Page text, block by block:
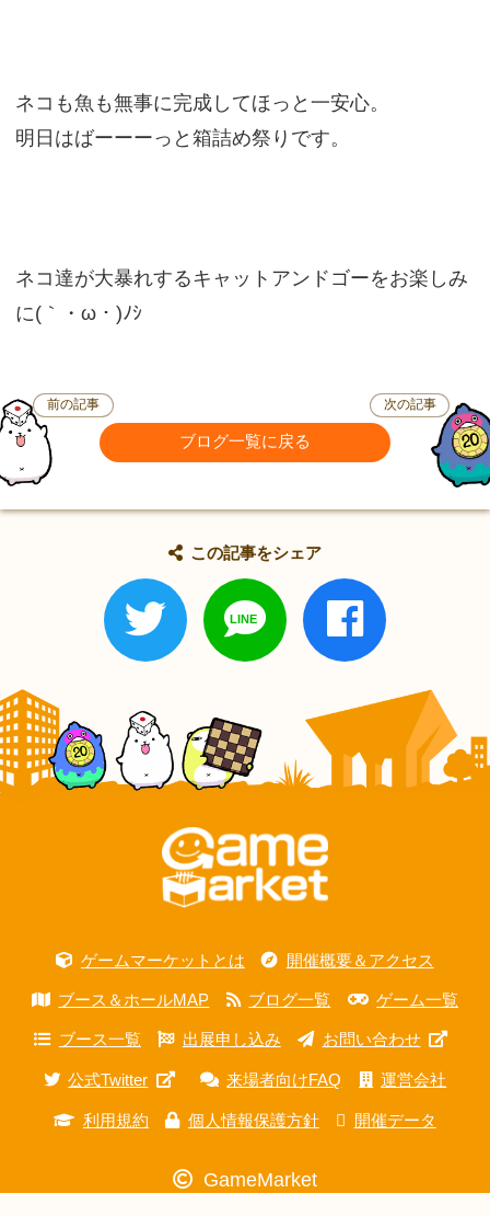
ネコも魚も無事に完成してほっと一安心。
明日はばーーーっと箱詰め祭りです。
ネコ達が大暴れするキャットアンドゴーをお楽しみ
に(｀・ω・)ﾉｼ
前の記事
ブログ一覧に戻る
次の記事
この記事をシェア
ゲームマーケットとは 開催概要＆アクセス
ブース＆ホールMAP ブログ一覧 ゲーム一覧
ブース一覧 出展申し込み お問い合わせ
公式Twitter 来場者向けFAQ 運営会社
利用規約 個人情報保護方針 開催データ
GameMarket